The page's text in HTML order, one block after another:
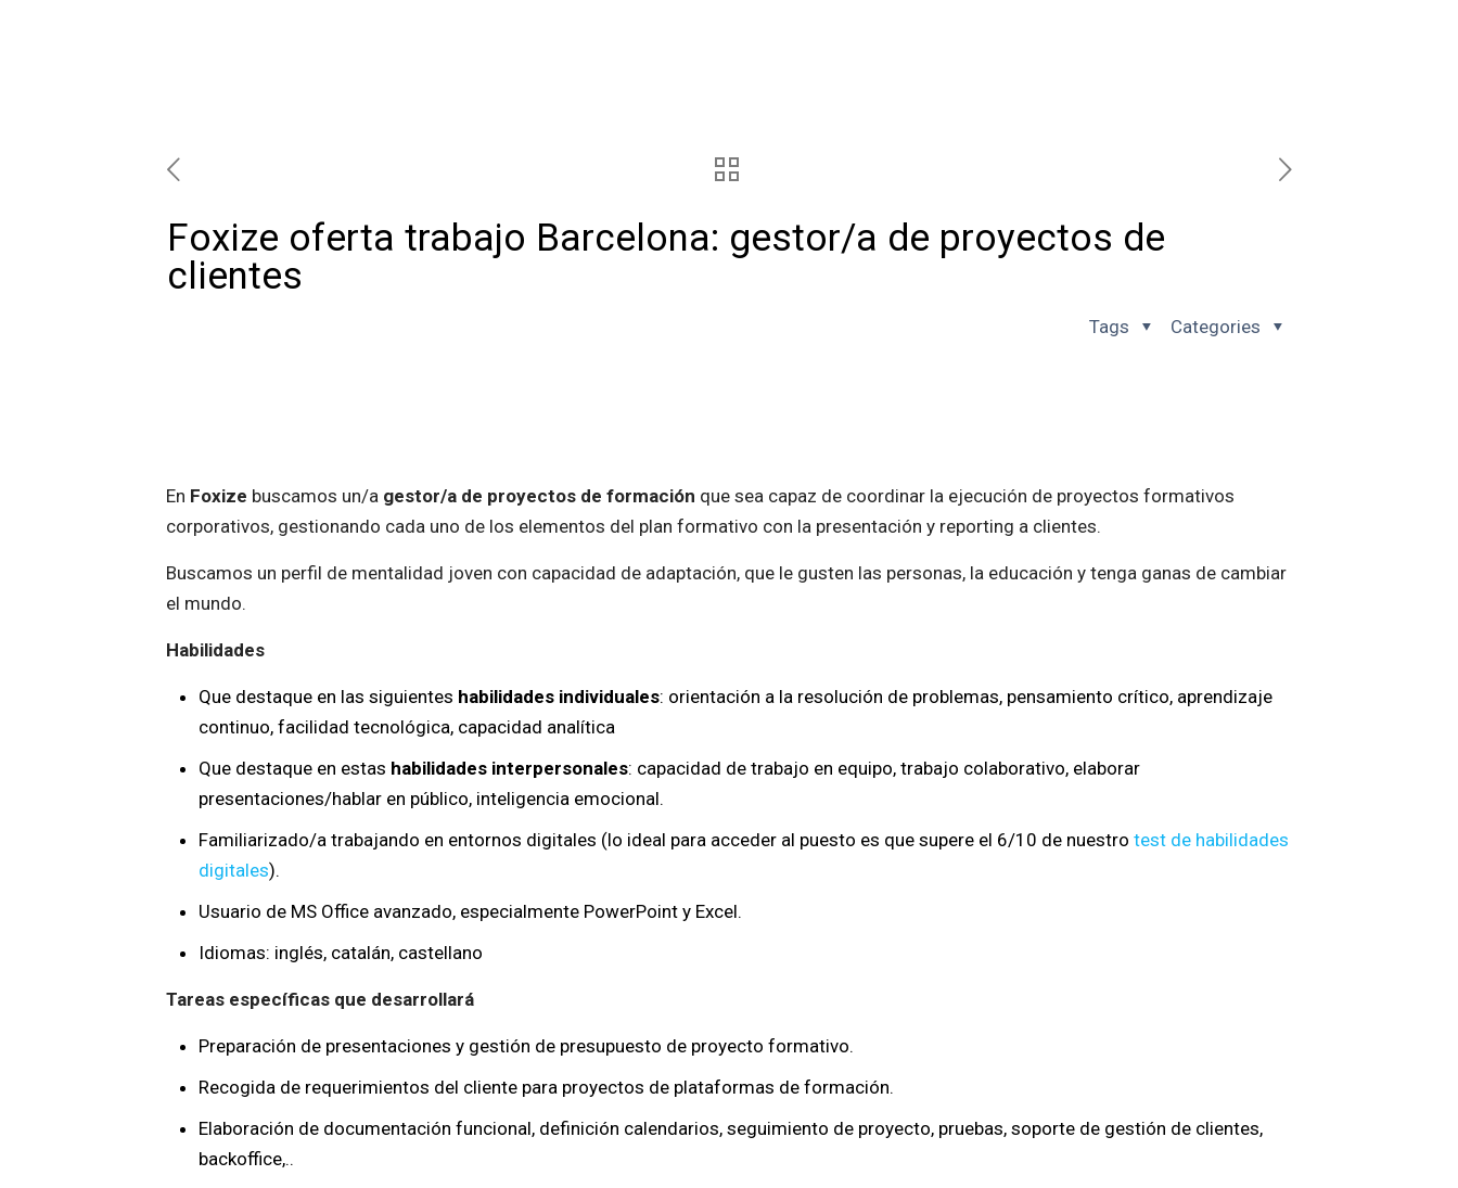
Foxize oferta trabajo Barcelona: gestor/a de proyectos de
clientes
Categories
Tags
En Foxize buscamos un/a gestor/a de proyectos de formación que sea capaz de coordinar la ejecución de proyectos formativos
corporativos, gestionando cada uno de los elementos del plan formativo con la presentación y reporting a clientes.
Buscamos un perfil de mentalidad joven con capacidad de adaptación, que le gusten las personas, la educación y tenga ganas de cambiar
el mundo.
Habilidades
Que destaque en las siguientes habilidades individuales: orientación a la resolución de problemas, pensamiento crítico, aprendizaje
continuo, facilidad tecnológica, capacidad analítica
Que destaque en estas habilidades interpersonales: capacidad de trabajo en equipo, trabajo colaborativo, elaborar
presentaciones/hablar en público, inteligencia emocional.
Familiarizado/a trabajando en entornos digitales (lo ideal para acceder al puesto es que supere el 6/10 de nuestro test de habilidades
digitales).
Usuario de MS Office avanzado, especialmente PowerPoint y Excel.
Idiomas: inglés, catalán, castellano
Tareas específicas que desarrollará
Preparación de presentaciones y gestión de presupuesto de proyecto formativo.
Recogida de requerimientos del cliente para proyectos de plataformas de formación.
Elaboración de documentación funcional, definición calendarios, seguimiento de proyecto, pruebas, soporte de gestión de clientes,
backoffice,..